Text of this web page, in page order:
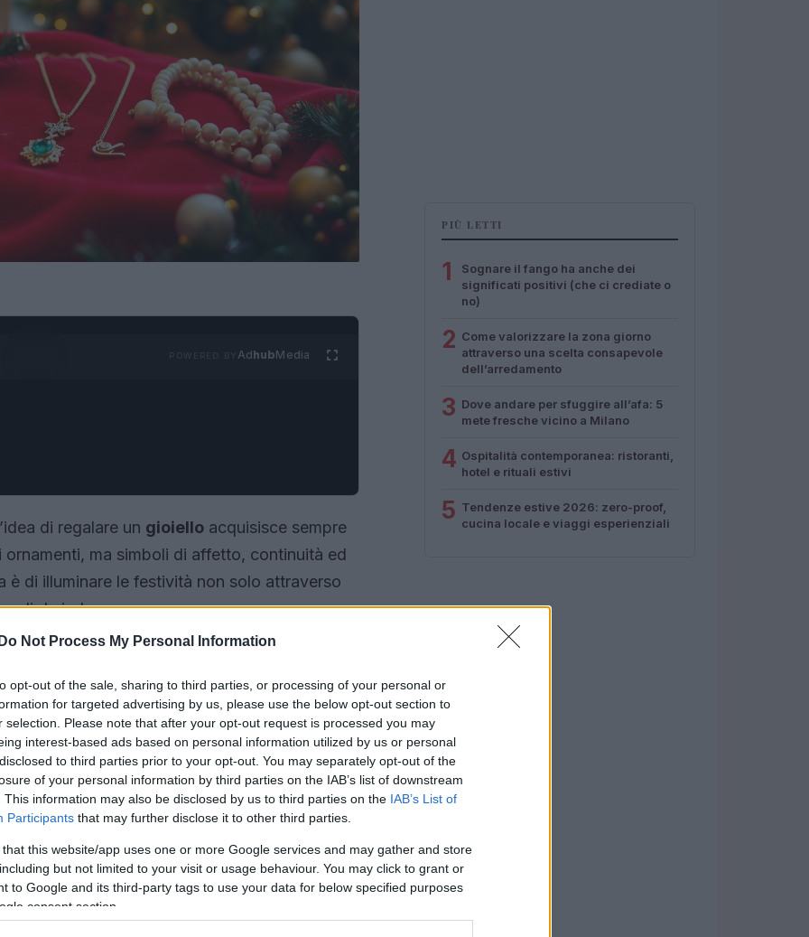
Do Not Process My Personal Information
opt-out of the sale, sharing to third parties, or processing of your personal or
for targeted advertising by us, please use the below opt-out section to
selection. Please note that after your opt-out request is processed you may
interest-based ads based on personal information utilized by us or personal
to third parties prior to your opt-out. You may separately opt-out of the
of your personal information by third parties on the IAB’s list of downstream
This information may also be disclosed by us to third parties on the IAB’s List of
Participants that may further disclose it to other third parties.
that this website/app uses one or more Google services and may gather and store
but not limited to your visit or usage behaviour. You may click to grant or
to Google and its third-party tags to use your data for below specified purposes
consent section.
AdhubMedia
di regalare un gioiello acquisisce sempre
ornamenti, ma simboli di affetto, continuità ed
è di illuminare le festività non solo attraverso
da indossare.
PIÙ LETTI
1
Sognare il fango ha anche dei
significati positivi (che ci crediate o
no)
2 Come valorizzare la zona giorno
attraverso una scelta consapevole
dell’arredamento
3 Dove andare per sfuggire all’afa: 5
mete fresche vicino a Milano
4 Ospitalità contemporanea: ristoranti,
hotel e rituali estivi
5 Tendenze estive 2026: zero-proof,
cucina locale e viaggi esperienziali